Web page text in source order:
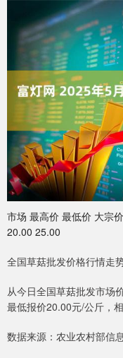
市场 最高价 最低价 大宗
20.00 25.00
全国草菇批发价格行情走
从今日全国草菇批发市场
最低报价20.00元/公斤，
数据来源：农业农村部信